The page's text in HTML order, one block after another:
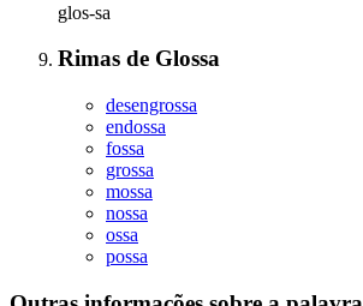
glos-sa
Rimas de Glossa
desengrossa
endossa
fossa
grossa
mossa
nossa
ossa
possa